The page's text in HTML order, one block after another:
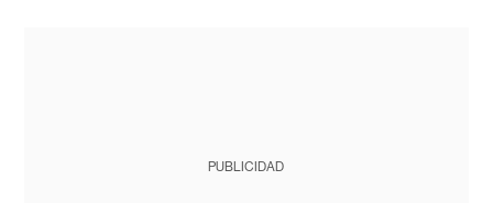
PUBLICIDAD